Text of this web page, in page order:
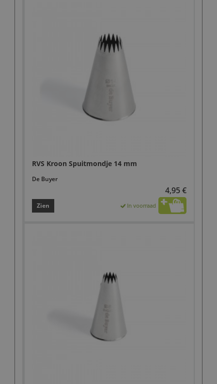
RVS Kroon Spuitmondje 14 mm
De Buyer
4,95 €
Zien In voorraad